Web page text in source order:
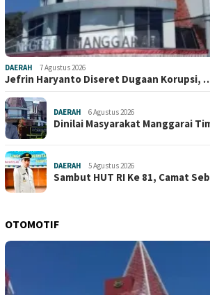
DAERAH 7 Agustus 2026
Jefrin Haryanto Diseret Dugaan Korupsi,
DAERAH 6 Agustus 2026
Dinilai Masyarakat Manggarai
DAERAH 5 Agustus 2026
Sambut HUT RI Ke 81, Camat
OTOMOTIF